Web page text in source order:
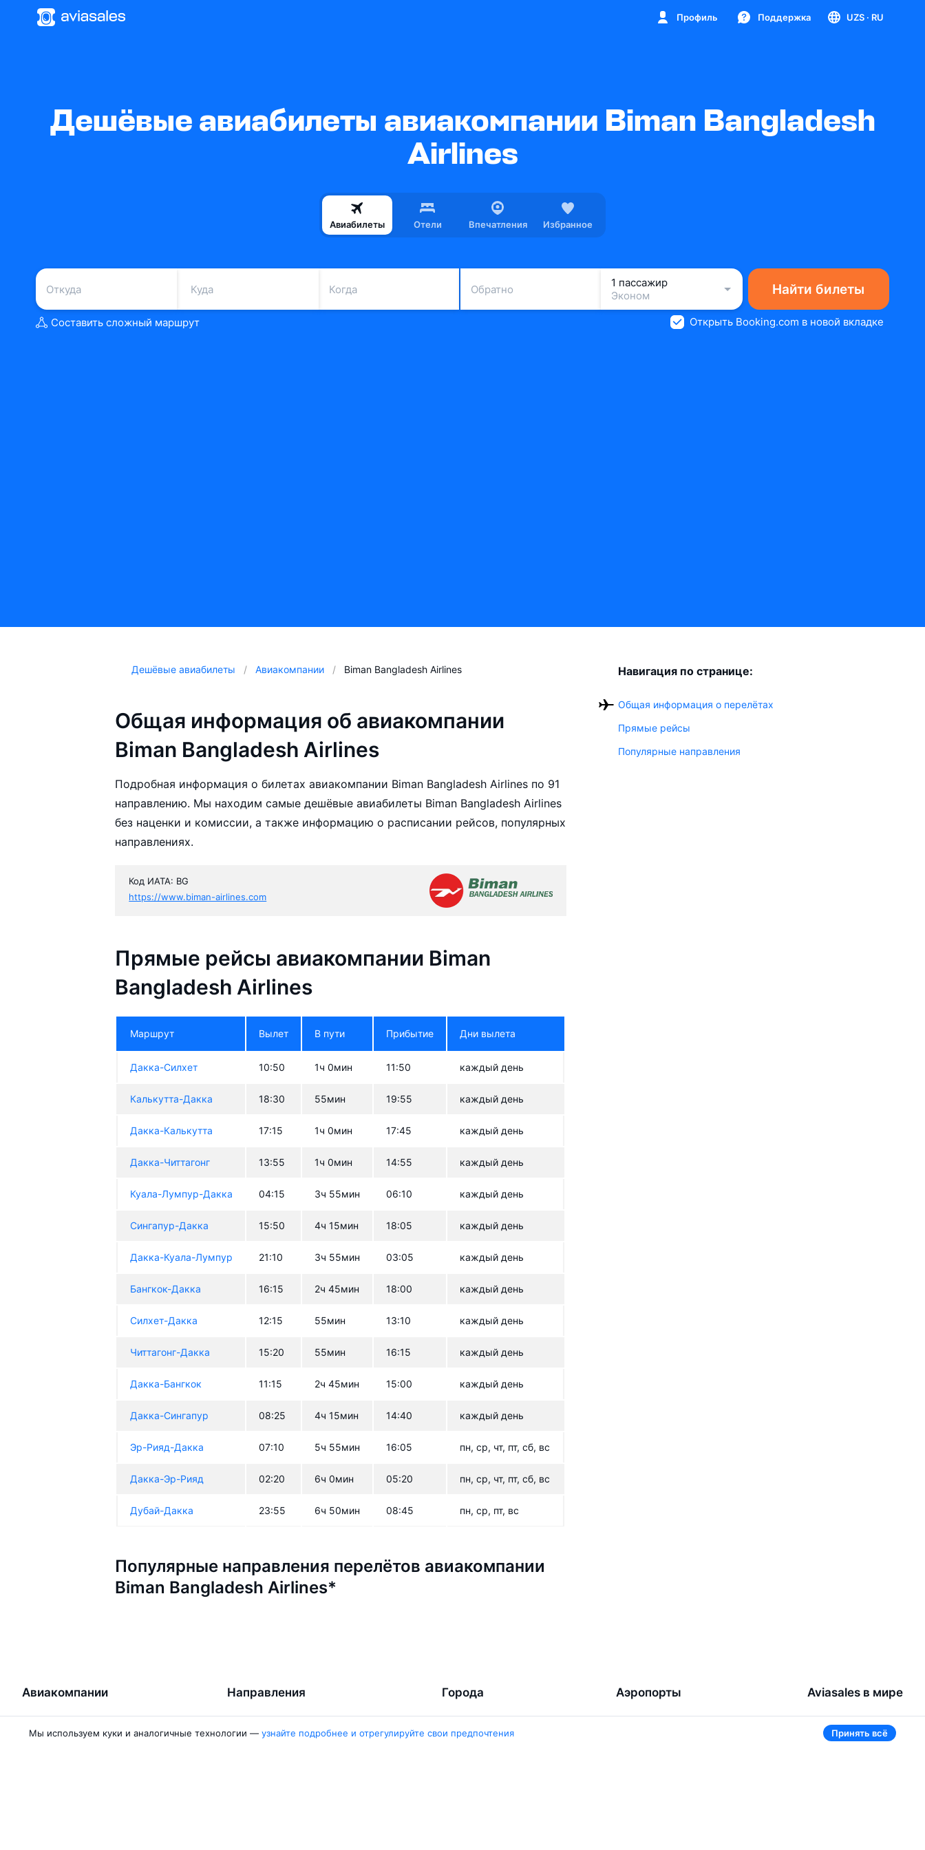
Профиль Поддержка UZS · RU
Дешёвые авиабилеты авиакомпании Biman Bangladesh
Airlines
Авиабилеты Отели Впечатления Избранное
Когда Обратно
1 пассажир
Эконом
Найти билеты
Составить сложный маршрут Открыть Booking.com в новой вкладке
Дешёвые авиабилеты Авиакомпании Biman Bangladesh Airlines
Общая информация об авиакомпании
Biman Bangladesh Airlines
Подробная информация о билетах авиакомпании Biman Bangladesh Airlines по 91
направлению. Мы находим самые дешёвые авиабилеты Biman Bangladesh Airlines
без наценки и комиссии, а также информацию о расписании рейсов, популярных
направлениях.
Код ИАТА: BG
https://www.biman-airlines.com
Прямые рейсы авиакомпании Biman
Bangladesh Airlines
Маршрут Вылет В пути Прибытие Дни вылета
Дакка-Силхет 10:50 1ч 0мин 11:50 каждый день
Калькутта-Дакка 18:30 55мин 19:55 каждый день
Дакка-Калькутта 17:15 1ч 0мин 17:45 каждый день
Дакка-Читтагонг 13:55 1ч 0мин 14:55 каждый день
Куала-Лумпур-Дакка 04:15 3ч 55мин 06:10 каждый день
Сингапур-Дакка 15:50 4ч 15мин 18:05 каждый день
Дакка-Куала-Лумпур 21:10 3ч 55мин 03:05 каждый день
Бангкок-Дакка 16:15 2ч 45мин 18:00 каждый день
Силхет-Дакка 12:15 55мин 13:10 каждый день
Читтагонг-Дакка 15:20 55мин 16:15 каждый день
Дакка-Бангкок 11:15 2ч 45мин 15:00 каждый день
Дакка-Сингапур 08:25 4ч 15мин 14:40 каждый день
Эр-Рияд-Дакка 07:10 5ч 55мин 16:05 пн, ср, чт, пт, сб, вс
Дакка-Эр-Рияд 02:20 6ч 0мин 05:20 пн, ср, чт, пт, сб, вс
Дубай-Дакка 23:55 6ч 50мин 08:45 пн, ср, пт, вс
Популярные направления перелётов авиакомпании
Biman Bangladesh Airlines*
Навигация по странице:
Общая информация о перелётах
Прямые рейсы
Популярные направления
Авиакомпании
Победа
Направления
Ташкент — Бухара
Города
Москва
Аэропорты Aviasales в мире
Беларусь
Россия
Мы используем куки и аналогичные технологии — узнайте подробнее и отрегулируйте свои предпочтения Принять всё